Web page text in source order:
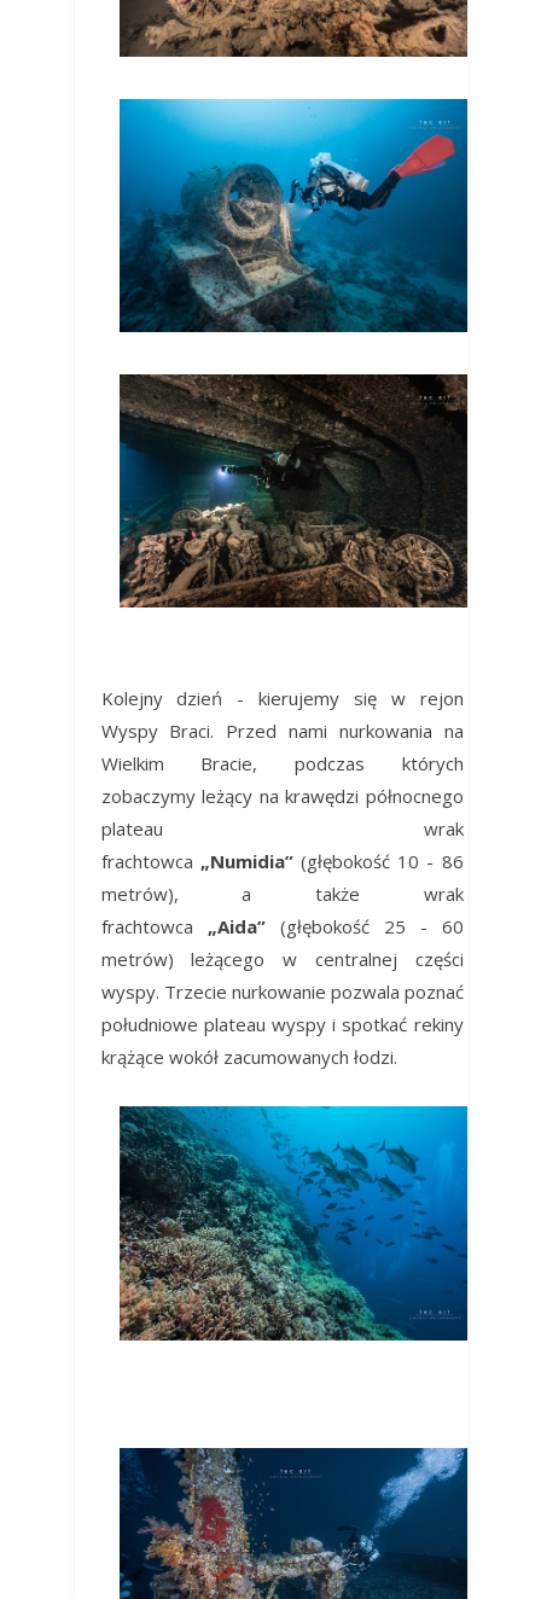
Kolejny dzień - kierujemy się w rejon
Wyspy Braci. Przed nami nurkowania na
Wielkim Bracie, podczas których
zobaczymy leżący na krawędzi północnego
plateau wrak
frachtowca „Numidia”(głębokość 10 - 86
metrów), a także wrak
frachtowca „Aida”(głębokość 25 - 60
metrów) leżącego w centralnej części
wyspy. Trzecie nurkowanie pozwala poznać
południowe plateau wyspy i spotkać rekiny
krążące wokół zacumowanych łodzi.